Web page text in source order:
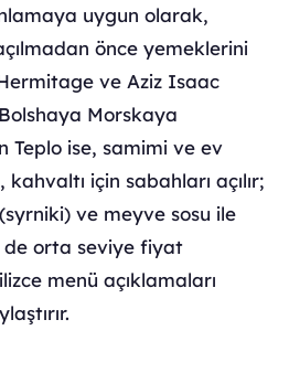
uygun olarak,
önce yemeklerini
ve Aziz Isaac
Morskaya
Teplo ise, samimi ve ev
için sabahları açılır;
ve meyve sosu ile
de orta seviye fiyat
menü açıklamaları